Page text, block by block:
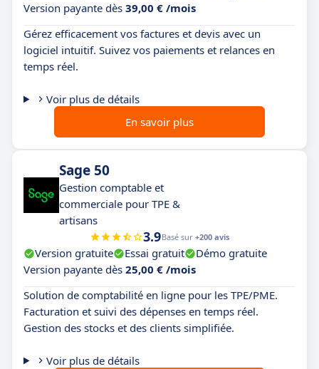
Version payante dès 39,00 € /mois
Gérez efficacement vos factures et devis avec un
logiciel intuitif. Suivez vos paiements et relances en
temps réel.
Voir plus de détails
En savoir plus
Sage 50
Gestion comptable et
commerciale pour TPE &
artisans
3.9Basé sur +200 avis
Version gratuite Essai gratuit
Démo gratuite
Version payante dès 25,00 € /mois
Solution de comptabilité en ligne pour les TPE/PME.
Facturation et suivi des dépenses en temps réel.
Gestion des stocks et des clients simplifiée.
Voir plus de détails